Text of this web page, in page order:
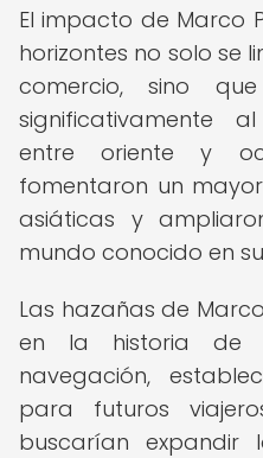
El impacto de Marco
horizontes no solo se
comercio, sino
significativamente
entre oriente y
fomentaron un
asiáticas y
mundo conocido en
Las hazañas de
en la historia de
navegación,
para futuros
buscarían expandir